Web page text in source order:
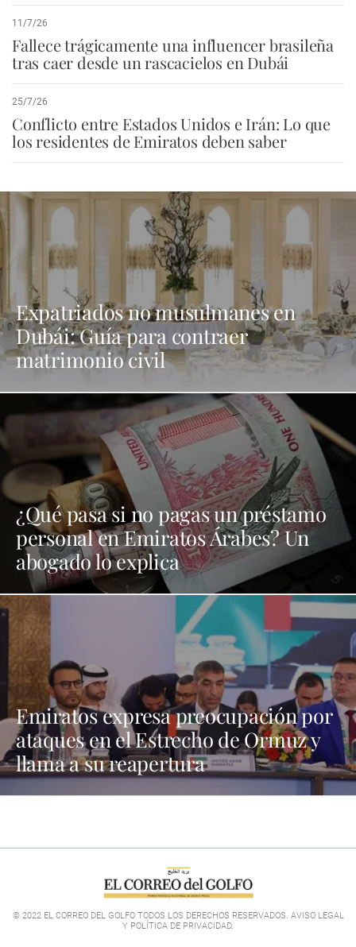
11/7/26
Fallece trágicamente una influencer brasileña
tras caer desde un rascacielos en Dubái
25/7/26
Conflicto entre Estados Unidos e Irán: Lo que
los residentes de Emiratos deben saber
Expatriados no musulmanes en
Dubái: Guía para contraer
matrimonio civil
¿Qué pasa si no pagas un préstamo
personal en Emiratos Árabes? Un
abogado lo explica
Emiratos expresa preocupación por
ataques en el Estrecho de Ormuz y
llama a su reapertura
© 2022 EL CORREO DEL GOLFO TODOS LOS DERECHOS RESERVADOS. AVISO LEGAL
Y POLÍTICA DE PRIVACIDAD.